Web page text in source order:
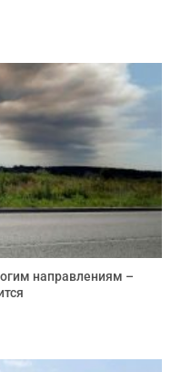
направлениям –